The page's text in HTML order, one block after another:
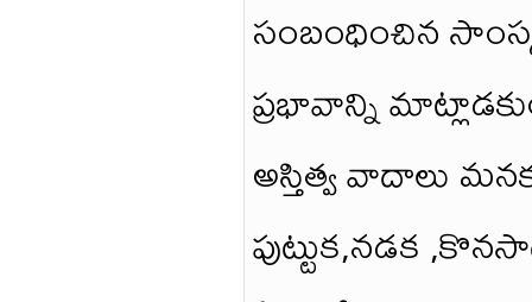
సంబంధించిన
ప్రభావాన్ని
అస్తిత్వ వాదాలు
పుట్టుక,నడక